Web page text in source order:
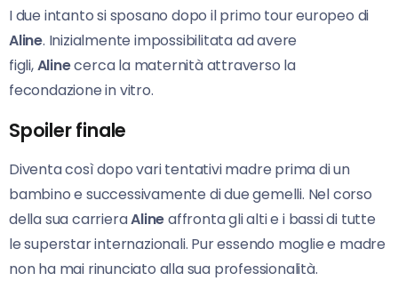
I due intanto si sposano dopo il primo tour europeo di
Aline. Inizialmente impossibilitata ad avere
figli,Alinecerca la maternità attraverso la
fecondazione in vitro.
Spoiler finale
Diventa così dopo vari tentativi madre prima di un
bambino e successivamente di due gemelli. Nel corso
della sua carrieraAlineaffronta gli alti e i bassi di tutte
le superstar internazionali. Pur essendo moglie e madre
non ha mai rinunciato alla sua professionalità.